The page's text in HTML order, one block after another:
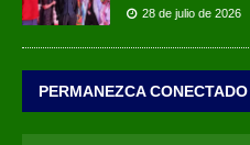
28 de julio de 2026
PERMANEZCA CONECTADO